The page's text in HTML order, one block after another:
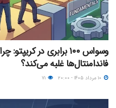
وسواس ۱۰۰ برابری در
فاندامنتال‌ها غلبه می‌کند؟